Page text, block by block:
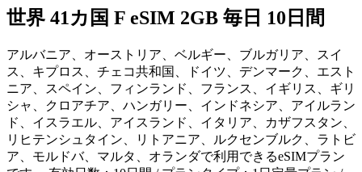
世界 41カ国 F eSIM 2GB 毎日 10日間
アルバニア、オーストリア、ベルギー、ブルガリア、スイ
ス、キプロス、チェコ共和国、ドイツ、デンマーク、エスト
ニア、スペイン、フィンランド、フランス、イギリス、ギリ
シャ、クロアチア、ハンガリー、インドネシア、アイルラン
ド、イスラエル、アイスランド、イタリア、カザフスタン、
リヒテンシュタイン、リトアニア、ルクセンブルク、ラトビ
ア、モルドバ、マルタ、オランダで利用できるeSIMプラン